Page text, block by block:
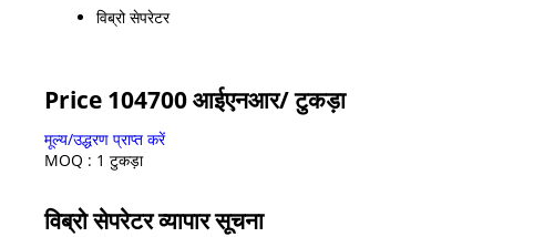
विब्रो सेपरेटर
Price 104700 आईएनआर/ टुकड़ा
मूल्य/उद्धरण प्राप्त करें
MOQ : 1 टुकड़ा
विब्रो सेपरेटर व्यापार सूचना